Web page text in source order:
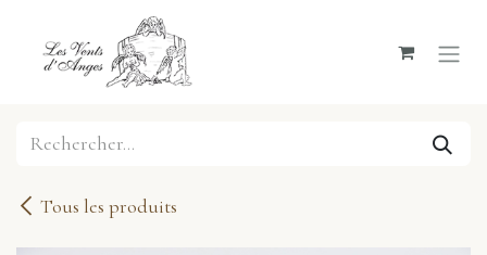
Se rendre au contenu
Tous les produits